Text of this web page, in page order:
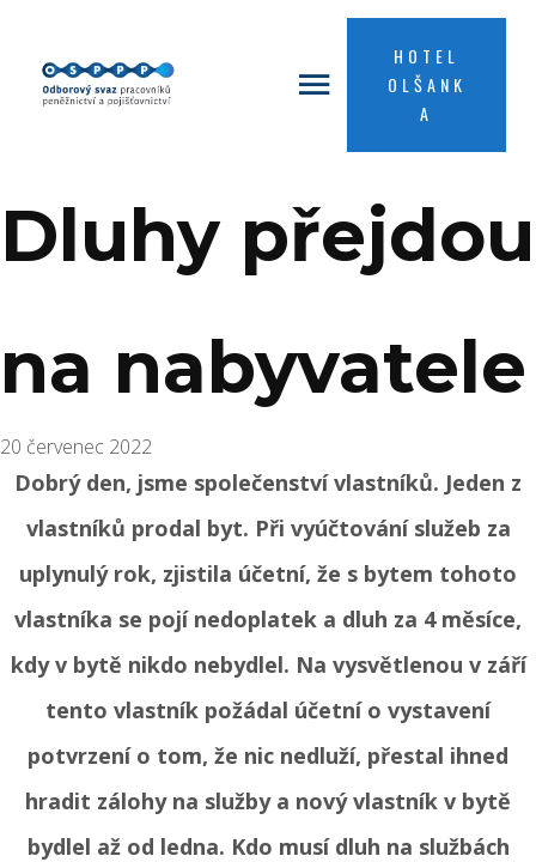
HOTEL
OLŠANK
A
Dluhy přejdou
na nabyvatele
20 červenec 2022
Dobrý den, jsme společenství vlastníků. Jeden z
vlastníků prodal byt. Při vyúčtování služeb za
uplynulý rok, zjistila účetní, že s bytem tohoto
vlastníka se pojí nedoplatek a dluh za 4 měsíce,
kdy v bytě nikdo nebydlel. Na vysvětlenou v září
tento vlastník požádal účetní o vystavení
potvrzení o tom, že nic nedluží, přestal ihned
hradit zálohy na služby a nový vlastník v bytě
bydlel až od ledna. Kdo musí dluh na službách